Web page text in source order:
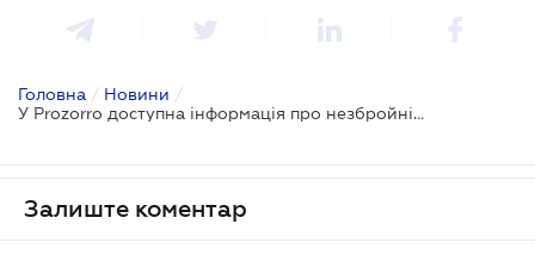
Головна / Новини /
У Prozorro доступна інформація про незбройні оборонні закупівлі
Залиште коментар